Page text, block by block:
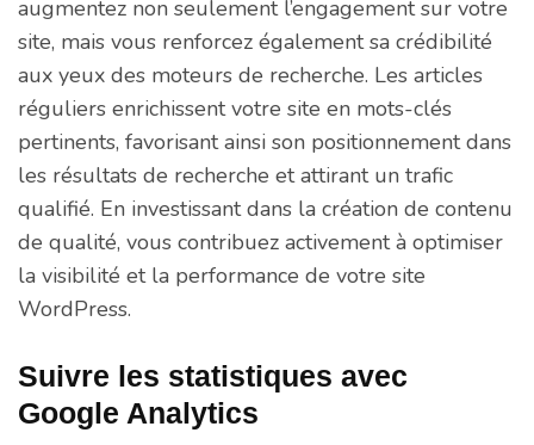
augmentez non seulement l’engagement sur votre
site, mais vous renforcez également sa crédibilité
aux yeux des moteurs de recherche. Les articles
réguliers enrichissent votre site en mots-clés
pertinents, favorisant ainsi son positionnement dans
les résultats de recherche et attirant un trafic
qualifié. En investissant dans la création de contenu
de qualité, vous contribuez activement à optimiser
la visibilité et la performance de votre site
WordPress.
Suivre les statistiques avec
Google Analytics